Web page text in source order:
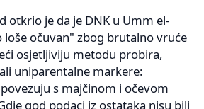
otkrio je da je DNK u Umm el-
očuvan" zbog brutalno vruće
osjetljiviju metodu probira,
uniparentalne markere:
s majčinom i očevom
god podaci iz ostataka nisu bili